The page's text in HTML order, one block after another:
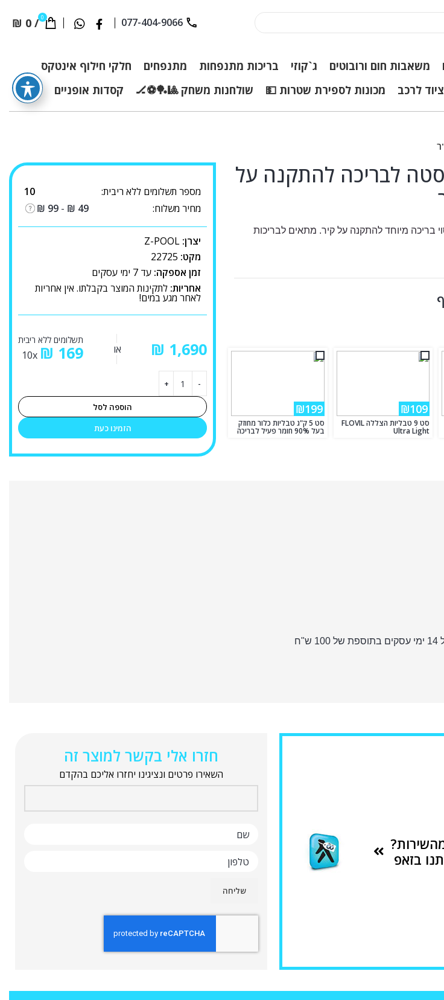
077-404-9066
0
/
₪ 0
משאבות חום ורובוטים ג`קוזי בריכות מתנפחות מתנפחים
חלקי חילוף אינטקס
לרכב מכונות לספירת שטרות 💵 שולחנות משחק 🎱🏓⚽🏒 קסדות אופניים
לבריכה להתקנה על
בריכה מיוחד להתקנה על קיר. מתאים לבריכות
₪109
סט 9 טבליות הצללה FLOVIL
Ultra Light
₪199
סט 5 ק"ג טבליות כלור מחוזק
בעל 90% חומר פעיל לבריכה
מספר תשלומים ללא ריבית:
10
מחיר משלוח:
₪ 49
-
₪ 99
יצרן: Z-POOL
מקט: 22725
זמן אספקה: עד 7 ימי עסקים
אחריות: לתקינות המוצר בקבלתו. אין אחריות
לאחר מגע במים!
₪ או
תשלומים ללא ריבית
₪ 169
הוספה לסל
הזמינו כעת
בזאפ
חזרו אלי בקשר למוצר זה
השאירו פרטים ונציגינו יחזרו אליכם בהקדם